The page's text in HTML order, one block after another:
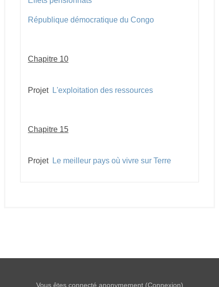
République démocratique du Congo
Chapitre 10
Projet L'exploitation des ressources
Chapitre 15
Projet Le meilleur pays où vivre sur Terre
Vous êtes connecté anonymement (Connexion)